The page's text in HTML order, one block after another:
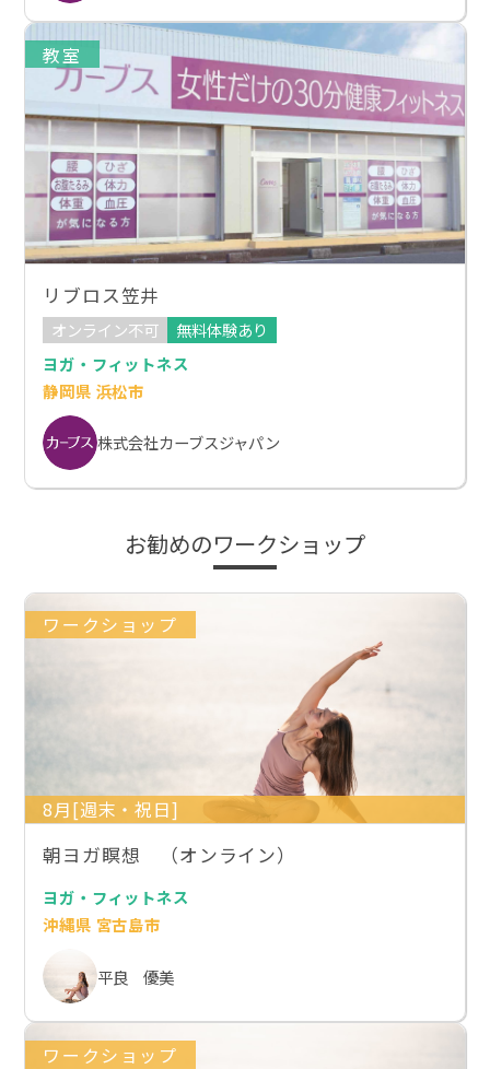
教室
リブロス笠井
オンライン不可
無料体験あり
ヨガ・フィットネス
静岡県 浜松市
株式会社カーブスジャパン
お勧めのワークショップ
ワークショップ
8月[週末・祝日]
朝ヨガ瞑想 （オンライン）
ヨガ・フィットネス
沖縄県 宮古島市
平良 優美
ワークショップ